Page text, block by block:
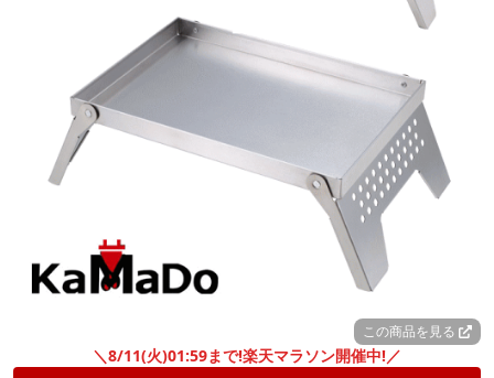
この商品を見る
＼8/11(火)01:59まで!楽天マラソン開催中!／